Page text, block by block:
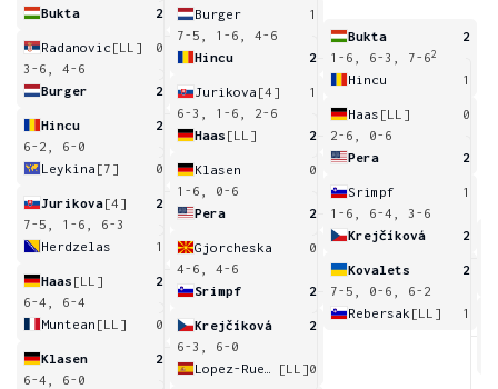
Bukta
2
Radanovic [LL]
0
3-6, 4-6
Burger
2
Hincu
2
6-2, 6-0
Leykina [7] 0
Jurikova[4]
2
7-5, 1-6, 6-3
Herdzelas
1
Haas [LL]
2
6-4, 6-4
Muntean [LL] 0
Klasen
2
6-4, 6-0
Burger
1
7-5, 1-6, 4-6
Hincu
2
Jurikova [4]
1
6-3, 1-6, 2-6
Haas [LL] 2
Klasen
0
1-6, 0-6
Pera
2
Gjorcheska
0
4-6, 4-6
Srimpf
2
Krejčíková
2
6-3, 6-0
[LL]0
Bukta
2
1-6, 6-3, 7-62
Hincu 1
Haas [LL]
0
2-6, 0-6
Pera
2
Srimpf
1
1-6, 6-4, 3-6
Krejčíková
2
Kovalets
2
7-5, 0-6, 6-2
Rebersak [LL] 1